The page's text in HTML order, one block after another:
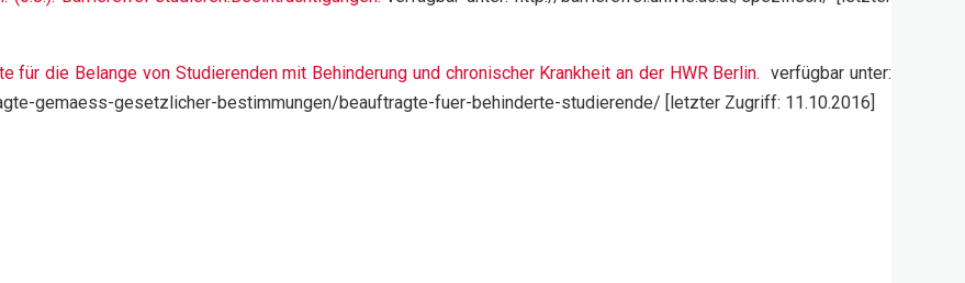
für die Belange von Studierenden mit Behinderung und chronischer Krankheit an der HWR Berlin. verfügbar unter:
gemaess-gesetzlicher-bestimmungen/beauftragte-fuer-behinderte-studierende/ [letzter Zugriff: 11.10.2016]